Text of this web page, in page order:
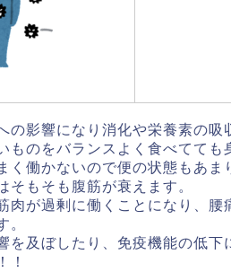
の影響になり消化や栄養素の
ものをバランスよく食べてても
く働かないので便の状態もあま
そもそも腹筋が衰えます。
肉が過剰に働くことになり、腰
。
を及ぼしたり、免疫機能の低
！